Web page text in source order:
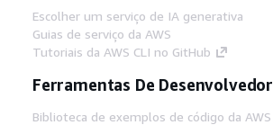
Escolher um serviço de IA generativa
Guias de serviço da AWS
Tutoriais da AWS CLI no GitHub
Ferramentas De Desenvolvedor
Biblioteca de exemplos de código da AWS